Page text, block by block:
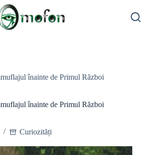
înainte de Primul Război
înainte de Primul Război
Curiozități